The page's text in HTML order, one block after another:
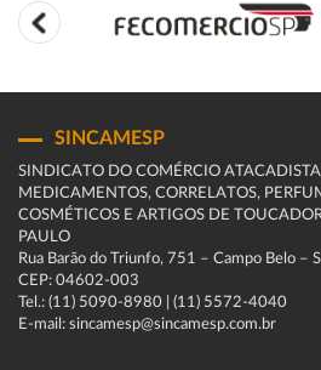
SINCAMESP
SINDICATO DO COMÉRCIO
MEDICAMENTOS, CORRELATOS,
COSMÉTICOS E ARTIGOS DE
PAULO
Rua Barão do Triunfo, 751 – Campo Belo –
CEP: 04602-003
Tel.: (11) 5090-8980 | (11) 5572-4040
E-mail: sincamesp@sincamesp.com.br